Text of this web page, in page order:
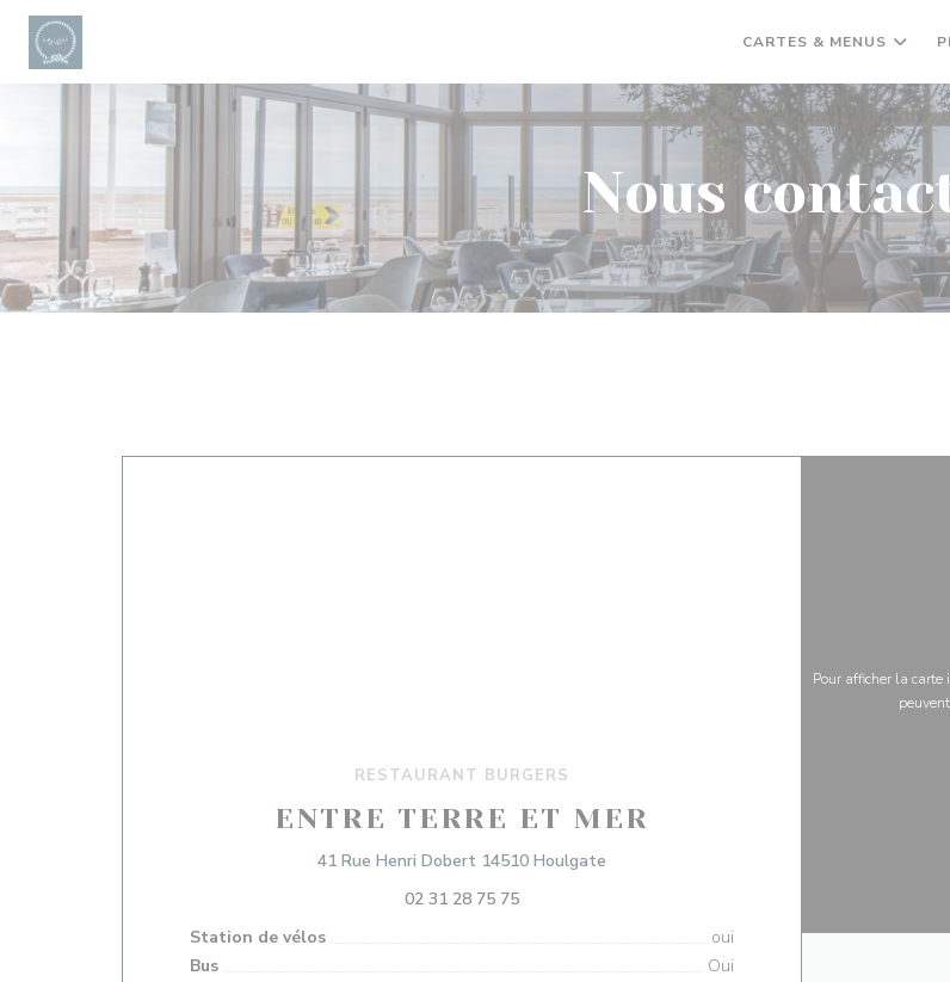
Personnalisation de vos choix en matière de cookies
CARTES & MENUS
Nous
RESTAURANT BURGERS
ENTRE TERRE ET MER
41 Rue Henri Dobert 14510 Houlgate
02 31 28 75 75
Station de vélos
oui
Bus
Oui
Pour afficher la carte